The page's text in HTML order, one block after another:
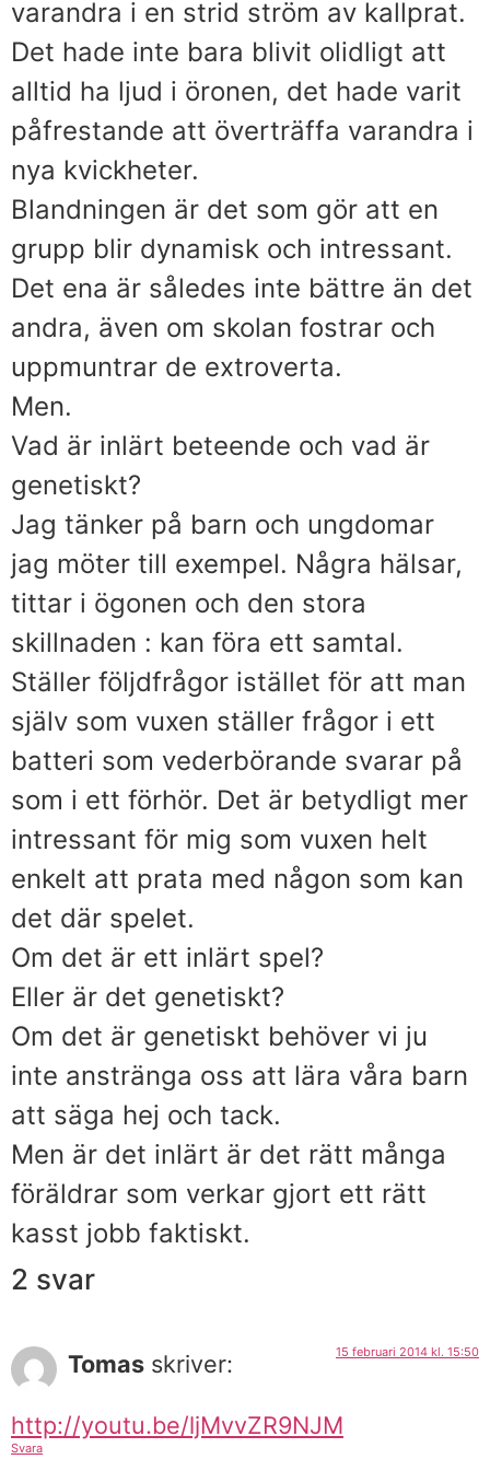
varandra i en strid ström av kallprat.
Det hade inte bara blivit olidligt att
alltid ha ljud i öronen, det hade varit
påfrestande att överträffa varandra i
nya kvickheter.
Blandningen är det som gör att en
grupp blir dynamisk och intressant.
Det ena är således inte bättre än det
andra, även om skolan fostrar och
uppmuntrar de extroverta.
Men.
Vad är inlärt beteende och vad är
genetiskt?
Jag tänker på barn och ungdomar
jag möter till exempel. Några hälsar,
tittar i ögonen och den stora
skillnaden : kan föra ett samtal.
Ställer följdfrågor istället för att man
själv som vuxen ställer frågor i ett
batteri som vederbörande svarar på
som i ett förhör. Det är betydligt mer
intressant för mig som vuxen helt
enkelt att prata med någon som kan
det där spelet.
Om det är ett inlärt spel?
Eller är det genetiskt?
Om det är genetiskt behöver vi ju
inte anstränga oss att lära våra barn
att säga hej och tack.
Men är det inlärt är det rätt många
föräldrar som verkar gjort ett rätt
kasst jobb faktiskt.
2 svar
Tomas skriver: 15 februari 2014 kl. 15:50
http://youtu.be/ljMvvZR9NJM
Svara